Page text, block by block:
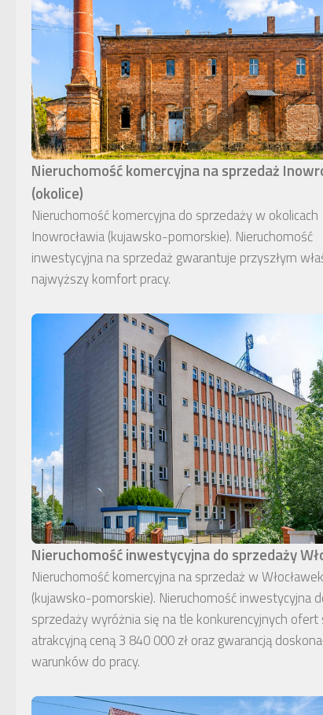
Nieruchomość komercyjna na sprzedaż
(okolice)
Nieruchomość komercyjna do sprzedaży w okolicach
Inowrocławia (kujawsko-pomorskie). Nieruchomość
inwestycyjna na sprzedaż gwarantuje przyszłym
najwyższy komfort pracy.
Nieruchomość inwestycyjna do sprzedaży
Nieruchomość komercyjna na sprzedaż w Włocławek
(kujawsko-pomorskie). Nieruchomość inwestycyjna
sprzedaży wyróżnia się na tle konkurencyjnych ofert
atrakcyjną ceną 3 840 000 zł oraz gwarancją
warunków do pracy.